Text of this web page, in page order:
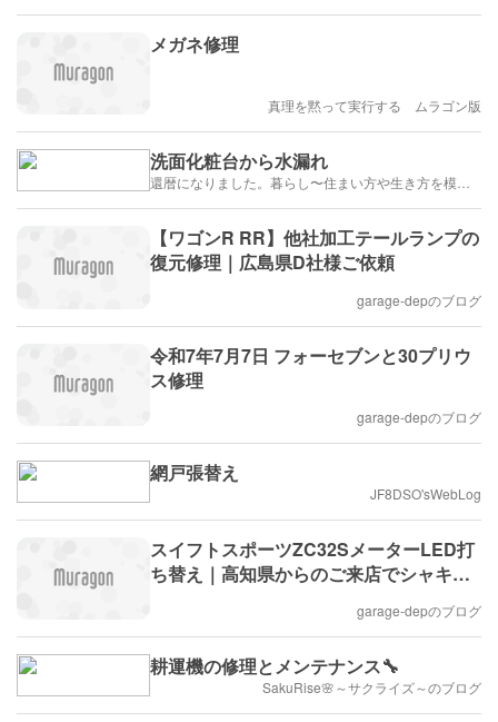
メガネ修理
真理を黙って実行する ムラゴン版
洗面化粧台から水漏れ
【ワゴンR RR】他社加工テールランプの
復元修理｜広島県D社様ご依頼
garage-depのブログ
令和7年7月7日 フォーセブンと30プリウ
ス修理
garage-depのブログ
網戸張替え
JF8DSO'sWebLog
スイフトスポーツZC32SメーターLED打
ち替え｜高知県からのご来店でシャキッ
garage-depのブログ
耕運機の修理とメンテナンス🔧
SakuRise🌸～サクライズ～のブログ